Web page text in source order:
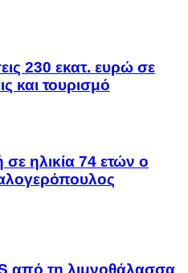
230 εκατ. ευρώ σε
και τουρισμό
ηλικία 74 ετών ο
από τη λιμνοθάλασσα